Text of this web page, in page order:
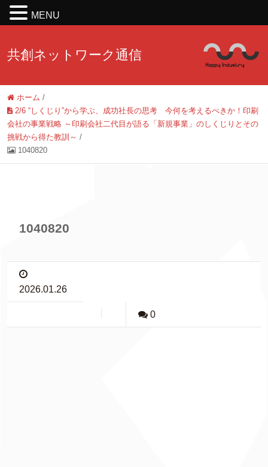
共創ネットワーク通信
ホーム /
2/6 “しくじり”から学ぶ、成功社長の思考 今何を考えるべきか！印刷
会社の事業戦略 ～印刷会社二代目が語る「新規事業」のしくじりとその
挑戦から得た教訓～ /
1040820
1040820
2026.01.26
0
MENU